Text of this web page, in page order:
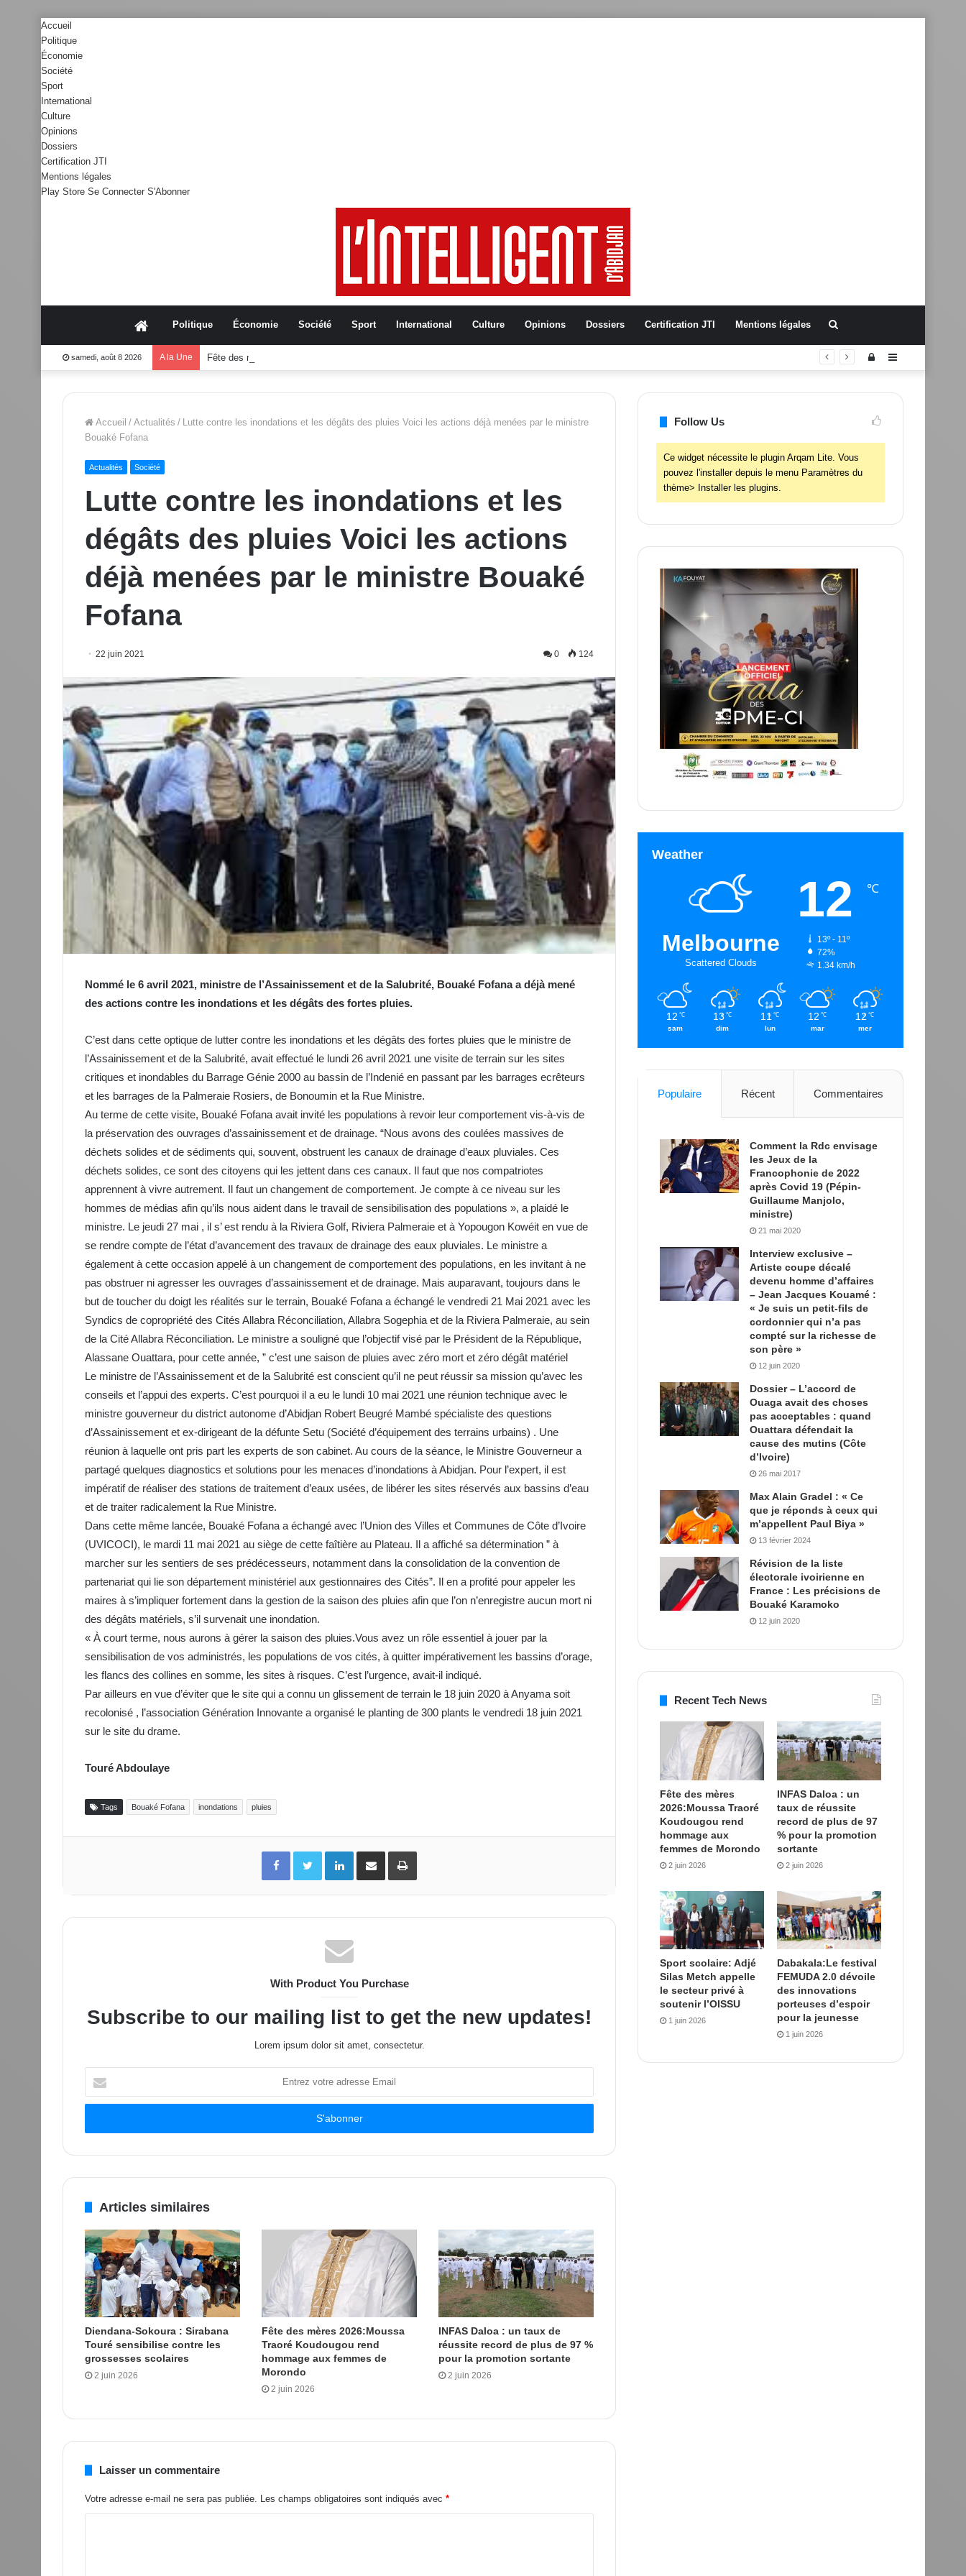
Accueil
Politique
Économie
Société
Sport
International
Culture
Opinions
Dossiers
Certification JTI
Mentions légales
Play Store Se Connecter S'Abonner
AccueilPolitique Économie Société Sport International Culture Opinions Dossiers Certification JTI Mentions légales
samedi, août 8 2026 A la Une Fête des mères 2026:Moussa Traoré Koudougou rend hommage aux femmes de Morondo Sidebar
Connexion
Accueil / Actualités / Lutte contre les inondations et les dégâts des pluies Voici les actions déjà menées par le ministre
Bouaké Fofana
Actualités Société
Lutte contre les inondations et les
dégâts des pluies Voici les actions
déjà menées par le ministre Bouaké
Fofana
22 juin 2021 0 124
Nommé le 6 avril 2021, ministre de l’Assainissement et de la Salubrité, Bouaké Fofana a déjà mené
des actions contre les inondations et les dégâts des fortes pluies.
C’est dans cette optique de lutter contre les inondations et les dégâts des fortes pluies que le ministre de
l’Assainissement et de la Salubrité, avait effectué le lundi 26 avril 2021 une visite de terrain sur les sites
critiques et inondables du Barrage Génie 2000 au bassin de l’Indenié en passant par les barrages ecrêteurs
et les barrages de la Palmeraie Rosiers, de Bonoumin et la Rue Ministre.
Au terme de cette visite, Bouaké Fofana avait invité les populations à revoir leur comportement vis-à-vis de
la préservation des ouvrages d’assainissement et de drainage. “Nous avons des coulées massives de
déchets solides et de sédiments qui, souvent, obstruent les canaux de drainage d’eaux pluviales. Ces
déchets solides, ce sont des citoyens qui les jettent dans ces canaux. Il faut que nos compatriotes
apprennent à vivre autrement. Il faut un changement de comportement. Je compte à ce niveau sur les
hommes de médias afin qu’ils nous aident dans le travail de sensibilisation des populations », a plaidé le
ministre. Le jeudi 27 mai , il s’ est rendu à la Riviera Golf, Riviera Palmeraie et à Yopougon Kowéit en vue de
se rendre compte de l’état d’avancement des travaux de drainage des eaux pluviales. Le ministre a
également à cette occasion appelé à un changement de comportement des populations, en les invitant à ne
pas obstruer ni agresser les ouvrages d’assainissement et de drainage. Mais auparavant, toujours dans le
but de toucher du doigt les réalités sur le terrain, Bouaké Fofana a échangé le vendredi 21 Mai 2021 avec les
Syndics de copropriété des Cités Allabra Réconciliation, Allabra Sogephia et de la Riviera Palmeraie, au sein
de la Cité Allabra Réconciliation. Le ministre a souligné que l’objectif visé par le Président de la République,
Alassane Ouattara, pour cette année, ” c’est une saison de pluies avec zéro mort et zéro dégât matériel
Le ministre de l’Assainissement et de la Salubrité est conscient qu’il ne peut réussir sa mission qu’avec les
conseils et l’appui des experts. C’est pourquoi il a eu le lundi 10 mai 2021 une réunion technique avec le
ministre gouverneur du district autonome d’Abidjan Robert Beugré Mambé spécialiste des questions
d’Assainissement et ex-dirigeant de la défunte Setu (Société d’équipement des terrains urbains) . Une
réunion à laquelle ont pris part les experts de son cabinet. Au cours de la séance, le Ministre Gouverneur a
partagé quelques diagnostics et solutions pour les menaces d’inondations à Abidjan. Pour l’expert, il est
impératif de réaliser des stations de traitement d’eaux usées, de libérer les sites réservés aux bassins d’eau
et de traiter radicalement la Rue Ministre.
Dans cette même lancée, Bouaké Fofana a échangé avec l’Union des Villes et Communes de Côte d’Ivoire
(UVICOCI), le mardi 11 mai 2021 au siège de cette faîtière au Plateau. Il a affiché sa détermination ” à
marcher sur les sentiers de ses prédécesseurs, notamment dans la consolidation de la convention de
partenariat qui lie son département ministériel aux gestionnaires des Cités”. Il en a profité pour appeler les
maires à s’impliquer fortement dans la gestion de la saison des pluies afin que l’on n’enregistre aucun mort ni
des dégâts matériels, s’il survenait une inondation.
« À court terme, nous aurons à gérer la saison des pluies.Vous avez un rôle essentiel à jouer par la
sensibilisation de vos administrés, les populations de vos cités, à quitter impérativement les bassins d’orage,
les flancs des collines en somme, les sites à risques. C’est l’urgence, avait-il indiqué.
Par ailleurs en vue d’éviter que le site qui a connu un glissement de terrain le 18 juin 2020 à Anyama soit
recolonisé , l’association Génération Innovante a organisé le planting de 300 plants le vendredi 18 juin 2021
sur le site du drame.
Touré Abdoulaye
Tags Bouaké Fofana inondations pluies
FacebookTwitter LinkedinPartager par email Imprimer
With Product You Purchase
Subscribe to our mailing list to get the new updates!
Lorem ipsum dolor sit amet, consectetur.
votre
adresse
Articles similaires
Diendana-Sokoura : Sirabana
Touré sensibilise contre les
grossesses scolaires
2 juin 2026
Fête des mères 2026:Moussa
Traoré Koudougou rend
hommage aux femmes de
Morondo
2 juin 2026
INFAS Daloa : un taux de
réussite record de plus de 97 %
pour la promotion sortante
2 juin 2026
Laisser un commentaire
Votre adresse e-mail ne sera pas publiée. Les champs obligatoires sont indiqués avec *
Follow Us
Ce widget nécessite le plugin Arqam Lite. Vous
pouvez l'installer depuis le menu Paramètres du
thème> Installer les plugins.
Weather
Melbourne
Scattered Clouds
12 ℃
13º - 11º
72%
1.34 km/h
12 ℃
sam
13 ℃
dim
11 ℃
lun
12 ℃
mar
12 ℃
mer
Populaire Récent Commentaires
Comment la Rdc envisage
les Jeux de la
Francophonie de 2022
après Covid 19 (Pépin-
Guillaume Manjolo,
ministre)
21 mai 2020
Interview exclusive –
Artiste coupe décalé
devenu homme d’affaires
– Jean Jacques Kouamé :
« Je suis un petit-fils de
cordonnier qui n’a pas
compté sur la richesse de
son père »
12 juin 2020
Dossier – L’accord de
Ouaga avait des choses
pas acceptables : quand
Ouattara défendait la
cause des mutins (Côte
d’Ivoire)
26 mai 2017
Max Alain Gradel : « Ce
que je réponds à ceux qui
m’appellent Paul Biya »
13 février 2024
Révision de la liste
électorale ivoirienne en
France : Les précisions de
Bouaké Karamoko
12 juin 2020
Recent Tech News
Fête des mères
2026:Moussa Traoré
Koudougou rend
hommage aux
femmes de Morondo
2 juin 2026
INFAS Daloa : un
taux de réussite
record de plus de 97
% pour la promotion
sortante
2 juin 2026
Sport scolaire: Adjé
Silas Metch appelle
le secteur privé à
soutenir l’OISSU
1 juin 2026
Dabakala:Le festival
FEMUDA 2.0 dévoile
des innovations
porteuses d’espoir
pour la jeunesse
1 juin 2026